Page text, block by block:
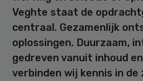
Veghte staat de
centraal. Gezamenlijk
oplossingen. Duurzaam,
gedreven vanuit inhoud
verbinden wij kennis in de